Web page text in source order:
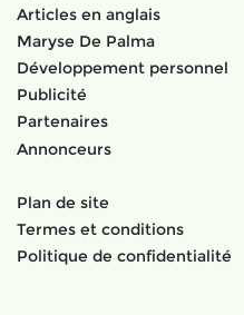
Articles en anglais
Maryse De Palma
Développement personnel
Publicité
Partenaires
Annonceurs
Plan de site
Termes et conditions
Politique de confidentialité